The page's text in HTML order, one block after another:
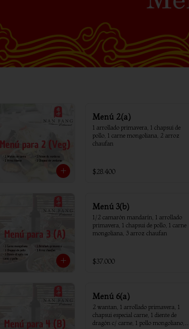
Menú 2(a)
1 arrollado primavera, 1 chapsui de
pollo, 1 carne mongoliana, 2 arroz
chaufan
$28.400
Menú 3(b)
1/2 camarón mandarín, 1 arrollado
primavera, 1 chapsui de pollo, 1 carne
mongoliana, 3 arroz chaufan
$37.000
Menú 6(a)
2 wantan, 1 arrollado primavera, 1
chapsui especial carne, 1 diente de
dragón c/ carne, 1 pollo mongoliano, 1